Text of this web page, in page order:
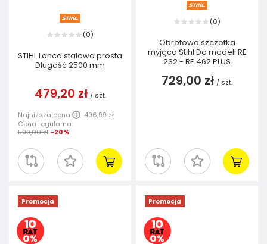
(0)
STIHL Lanca stalowa prosta
Długość 2500 mm
479,20 zł / szt.
Najniższa cena:
496,99 zł
Cena regularna:
599,00 zł -20%
(0)
Obrotowa szczotka
myjąca Stihl Do modeli RE
232 - RE 462 PLUS
729,00 zł / szt.
Promocja Promocja